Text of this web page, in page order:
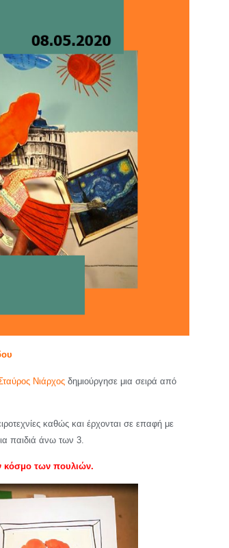
Νιάρχος δημιούργησε μια σειρά από
καθώς και έρχονται σε επαφή με
παιδιά άνω των 3.
κόσμο των πουλιών.